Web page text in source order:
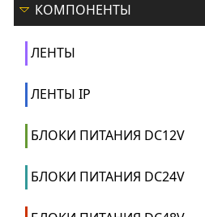
КОМПОНЕНТЫ
ЛЕНТЫ
ЛЕНТЫ IP
БЛОКИ ПИТАНИЯ DC12V
БЛОКИ ПИТАНИЯ DC24V